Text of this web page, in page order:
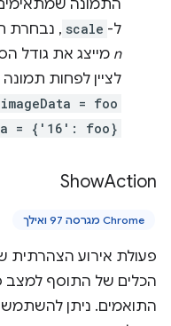
התמונה
ל- scale , נבחרת
n מייצג את גודל
לציין לפחות
= foo
= {'16': foo}
ShowAction
Chrome מגרסה 97 ואילך
פעולת אירוע הצהרתית
הכלים של התוסף למצב
התואמים. ניתן להשתמש